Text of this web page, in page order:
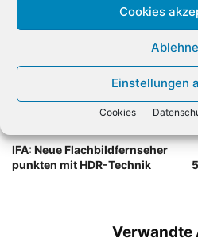
Cookies
Einstellungen
Cookies
IFA: Neue Flachbildfernseher
punkten mit HDR-Technik
Verwandte